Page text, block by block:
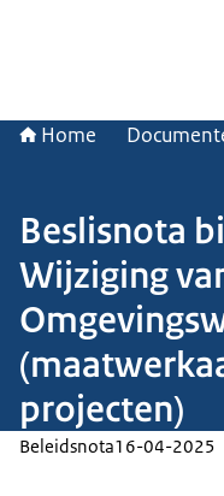
Home
Beslisnota
Wijziging
projecten)
Beleidsnota16-04-2025